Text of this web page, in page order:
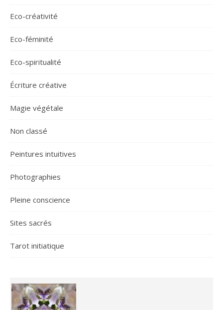
Eco-créativité
Eco-féminité
Eco-spiritualité
Écriture créative
Magie végétale
Non classé
Peintures intuitives
Photographies
Pleine conscience
Sites sacrés
Tarot initiatique